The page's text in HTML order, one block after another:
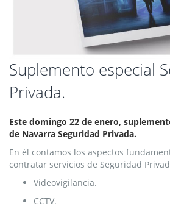
Suplemento especial
Privada.
Este domingo 22 de enero,
de Navarra Seguridad Privada.
En él contamos los aspectos
contratar servicios de Seguridad
Videovigilancia.
CCTV.
Saltar
al
comienzo
de
galería
de
imágenes